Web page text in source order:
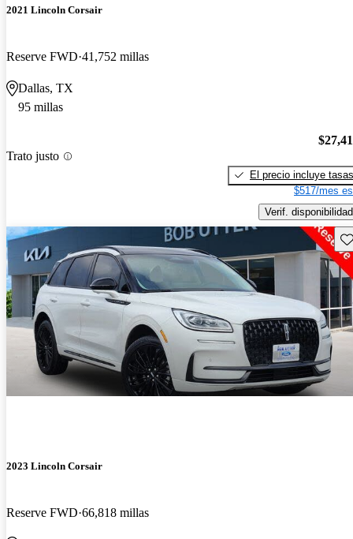
2021 Lincoln Corsair
Reserve FWD 41,752 millas
Dallas, TX
95 millas
Trato justo
El precio incluye tasas
$517/mes
Verif. disponibilidad
2023 Lincoln Corsair
Reserve FWD 66,818 millas